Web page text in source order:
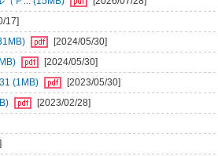
17]
[2024/05/30]
[2024/05/30]
(1MB)
[2023/05/30]
[2023/02/28]